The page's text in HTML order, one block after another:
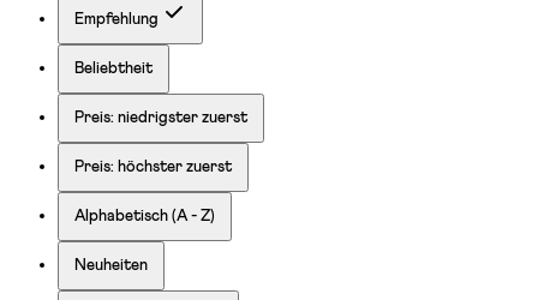
Empfehlung
Beliebtheit
Preis: niedrigster zuerst
Preis: höchster zuerst
Alphabetisch (A - Z)
Neuheiten